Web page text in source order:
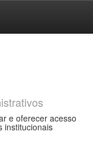
e oferecer acesso
institucionais